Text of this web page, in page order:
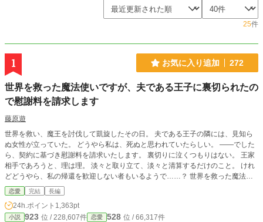
25件
1 お気に入り追加 272
世界を救った魔法使いですが、夫である王子に裏切られたの
で慰謝料を請求します
藤原遊
世界を救い、魔王を討伐して凱旋したその日。 夫である王子の隣には、見知ら
ぬ女性が立っていた。 どうやら私は、死ぬと思われていたらしい。 ――でした
ら、契約に基づき慰謝料を請求いたします。 裏切りに泣くつもりはない。 王家
相手であろうと、理は理。 淡々と取り立て、淡々と清算するだけのこと。 けれ
どどうやら、私の帰還を歓迎しない者もいるようで……？ 世界を救った魔法使
いが、夫と王家から正当に取り立てるお話。
恋愛 完結 長編
24h.ポイント 1,363pt
小説 923 位 / 228,607件 恋愛 528 位 / 66,317件